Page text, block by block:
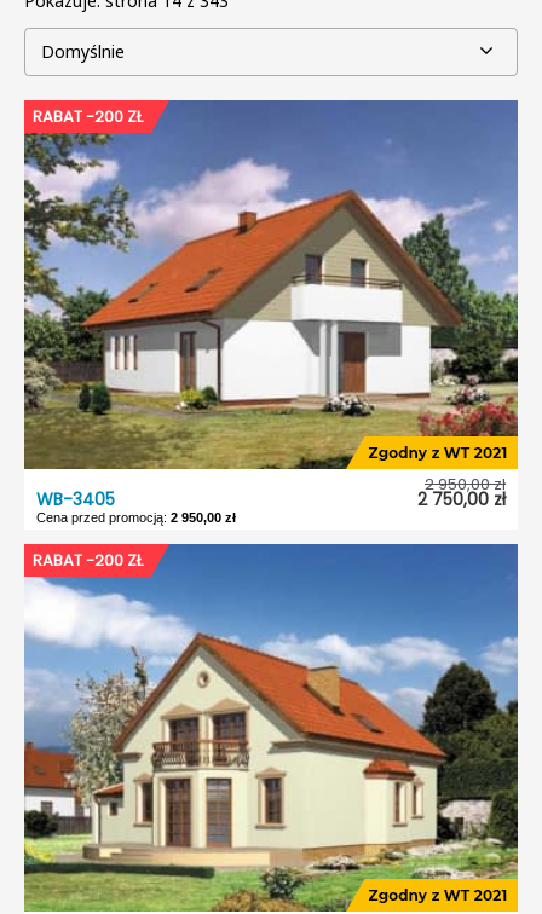
Domyślnie
WB-3405 2 750,00 zł
2 950,00 zł
RABAT -200 ZŁ
Cena przed promocją: 2 950,00 zł
WB-3405
Dostępność:
Typ projektu:
Wolnostojący
Garaż:
Bez garażu
Dach:
Dwuspadowy
Kąt nach. dachu:
38°
Odbicie lustrzane:
Tak
RABAT -200 ZŁ